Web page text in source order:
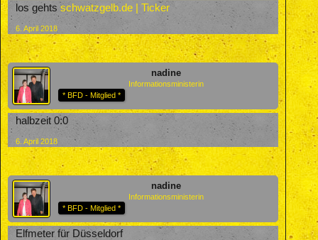
los gehts schwatzgelb.de | Ticker
6. April 2018
nadine
Informationsministerin
* BFD - Mitglied *
halbzeit 0:0
6. April 2018
nadine
Informationsministerin
* BFD - Mitglied *
Elfmeter für Düsseldorf